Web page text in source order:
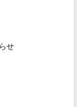
せ